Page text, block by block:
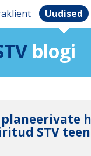
Uudised
blogi
planeerivate
STV